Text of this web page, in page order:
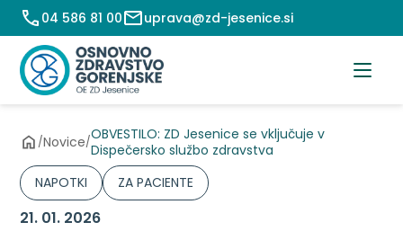
Preskoči
na
vsebino
04 586 81 00 uprava@zd-jesenice.si
/Novice/OBVESTILO: ZD Jesenice se vključuje v
Dispečersko službo zdravstva
NAPOTKI
ZA PACIENTE
21. 01. 2026